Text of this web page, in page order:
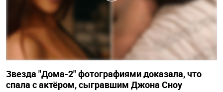
Звезда "Дома-2" фотографиями доказала, что
спала с актёром, сыгравшим Джона Сноу